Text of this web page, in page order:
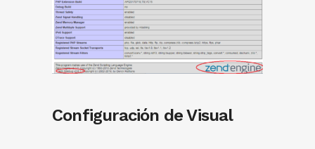
Configuración de Visual